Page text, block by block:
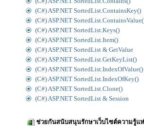
(C#) ASP.NET SortedList.ContainsKey()
(C#) ASP.NET
(C#) ASP.NET SortedList.Keys()
(C#) ASP.NET SortedList.Item()
(C#) ASP.NET SortedList & GetValue
(C#) ASP.NET SortedList.GetKeyList()
(C#) ASP.NET SortedList.IndexOfValue()
(C#) ASP.NET SortedList.IndexOfKey()
(C#) ASP.NET SortedList.Clone()
(C#) ASP.NET SortedList & Session
ช่วยกันสนับสนุนรักษาเว็บไซต์ความรู้แ